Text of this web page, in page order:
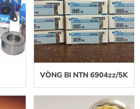
VÒNG BI NTN 6904zz/5K